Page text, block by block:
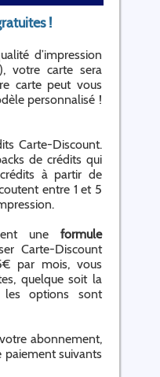
!
d’impression
votre carte sera
carte peut vous
personnalisé !
Carte-Discount.
de crédits qui
à partir de
entre 1 et 5
une formule
Carte-Discount
par mois, vous
quelque soit la
les options sont
abonnement,
paiement suivants